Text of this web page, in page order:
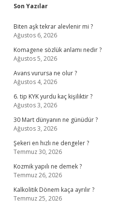
Sidebar
Son Yazılar
Biten aşk tekrar alevlenir mi ?
Ağustos 6, 2026
Komagene sözlük anlamı nedir ?
Ağustos 5, 2026
Avans vurursa ne olur ?
Ağustos 4, 2026
6. tip KYK yurdu kaç kişiliktir ?
Ağustos 3, 2026
30 Mart dünyanın ne günüdür ?
Ağustos 3, 2026
Şekeri en hızlı ne dengeler ?
Temmuz 30, 2026
Kozmik yapılı ne demek ?
Temmuz 26, 2026
Kalkolitik Dönem kaça ayrılır ?
Temmuz 25, 2026